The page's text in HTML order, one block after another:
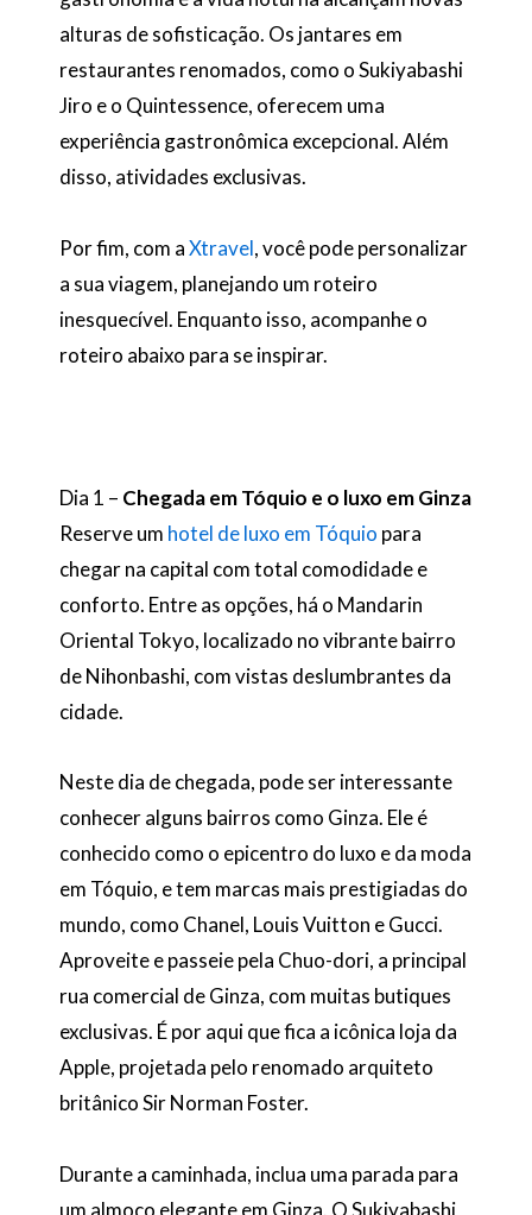
alturas de sofisticação. Os jantares em
restaurantes renomados, como o Sukiyabashi
Jiro e o Quintessence, oferecem uma
experiência gastronômica excepcional. Além
disso, atividades exclusivas.
Por fim, com aXtravel, você pode personalizar
a sua viagem, planejando um roteiro
inesquecível. Enquanto isso, acompanhe o
roteiro abaixo para se inspirar.
Dia 1 – Chegada em Tóquio e o luxo em Ginza
Reserve um hotel de luxo em Tóquio para
chegar na capital com total comodidade e
conforto. Entre as opções, há o Mandarin
Oriental Tokyo, localizado no vibrante bairro
de Nihonbashi, com vistas deslumbrantes da
cidade.
Neste dia de chegada, pode ser interessante
conhecer alguns bairros como Ginza. Ele é
conhecido como o epicentro do luxo e da moda
em Tóquio, e tem marcas mais prestigiadas do
mundo, como Chanel, Louis Vuitton e Gucci.
Aproveite e passeie pela Chuo-dori, a principal
rua comercial de Ginza, com muitas butiques
exclusivas. É por aqui que fica a icônica loja da
Apple, projetada pelo renomado arquiteto
britânico Sir Norman Foster.
Durante a caminhada, inclua uma parada para
um almoço elegante em Ginza. O Sukiyabashi